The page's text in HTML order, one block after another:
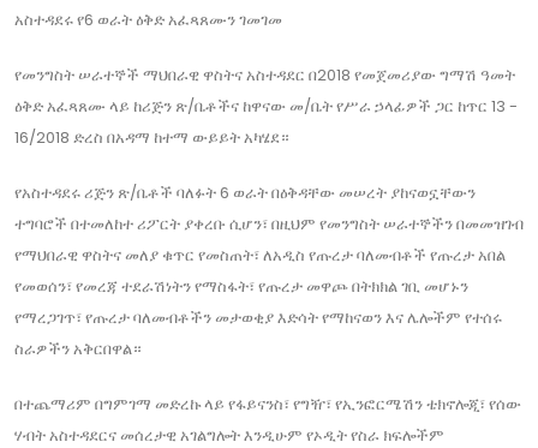
አስተዳደሩ የ6 ወራት ዕቅድ አፈጻጸሙን ገመገመ
የመንግስት ሠራተኞች ማህበራዊ ዋስትና አስተዳደር በ2018 የመጀመሪያው ግማሽ ዓመት
ዕቅድ አፈጻጸሙ ላይ ከሪጅን ጽ/ቤቶችና ከዋናው መ/ቤት የሥራ ኃላፊዎች ጋር ከጥር 13 -
16/2018 ድረስ በአዳማ ከተማ ውይይት አካሄደ።
የአስተዳደሩ ሪጅን ጽ/ቤቶች ባለፉት 6 ወራት በዕቅዳቸው መሠረት ያከናወኗቸውን
ተግባሮች በተመለከተ ሪፖርት ያቀረቡ ሲሆን፣ በዚህም የመንግስት ሠራተኞችን በመመዝገብ
የማህበራዊ ዋስትና መለያ ቁጥር የመስጠት፣ ለአዲስ የጡረታ ባለመብቶች የጡረታ አበል
የመወሰን፣ የመረጃ ተደራሽነትን የማስፋት፣ የጡረታ መዋጮ በትክክል ገቢ መሆኑን
የማረጋገጥ፣ የጡረታ ባለመብቶችን መታወቂያ እድሳት የማከናወን እና ሌሎችም የተሰሩ
ስራዎችን አቅርበዋል።
በተጨማሪም በግምገማ መድረኩ ላይ የፋይናንስ፣ የግዥ፣ የኢንፎርሜሽን ቴክኖሎጂ፣ የሰው
ሃብት አስተዳደርና መሰረታዊ አገልግሎት እንዲሁም የኦዲት የስራ ክፍሎችም